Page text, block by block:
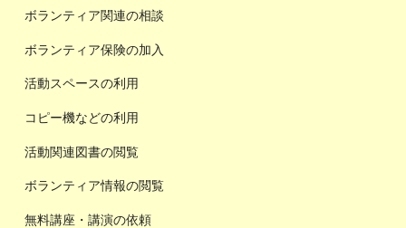
ボランティア関連の相談
ボランティア保険の加入
活動スペースの利用
コピー機などの利用
活動関連図書の閲覧
ボランティア情報の閲覧
無料講座・講演の依頼